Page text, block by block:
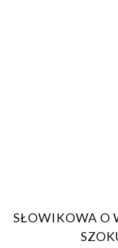
SŁOWIKOWA O